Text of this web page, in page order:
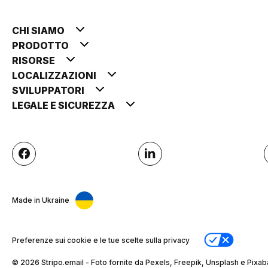
CHI SIAMO
PRODOTTO
RISORSE
LOCALIZZAZIONI
SVILUPPATORI
LEGALE E SICUREZZA
Made in Ukraine
Preferenze sui cookie e le tue scelte sulla privacy
© 2026 Stripо.email - Foto fornite da Pexels, Freepik, Unsplash e